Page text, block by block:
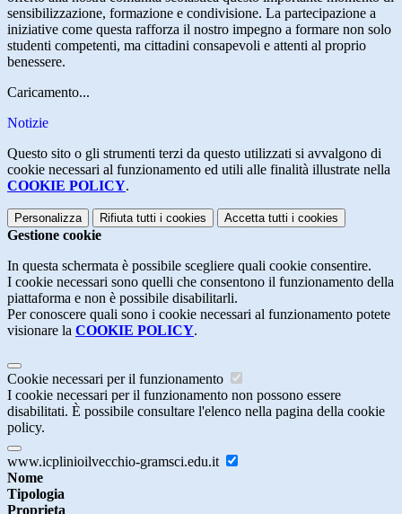
sensibilizzazione, formazione e condivisione. La partecipazione a
iniziative come questa rafforza il nostro impegno a formare non solo
studenti competenti, ma cittadini consapevoli e attenti al proprio
benessere.
Caricamento...
Notizie
Questo sito o gli strumenti terzi da questo utilizzati si avvalgono di
cookie necessari al funzionamento ed utili alle finalità illustrate nella
COOKIE POLICY.
Personalizza Rifiuta tutti i cookies Accetta tutti i cookies
Gestione cookie
In questa schermata è possibile scegliere quali cookie consentire.
I cookie necessari sono quelli che consentono il funzionamento della
piattaforma e non è possibile disabilitarli.
Per conoscere quali sono i cookie necessari al funzionamento potete
visionare la COOKIE POLICY.
Cookie necessari per il funzionamento
I cookie necessari per il funzionamento non possono essere
disabilitati. È possibile consultare l'elenco nella pagina della cookie
policy.
www.icplinioilvecchio-gramsci.edu.it
Nome
Tipologia
Proprieta